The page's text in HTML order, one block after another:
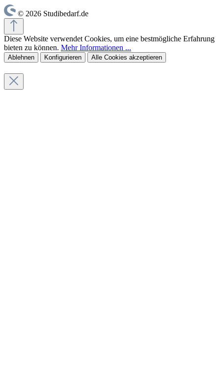
© 2026 Studibedarf.de
Diese Website verwendet Cookies, um eine bestmögliche Erfahrung
bieten zu können. Mehr Informationen ...
Ablehnen Konfigurieren Alle Cookies akzeptieren